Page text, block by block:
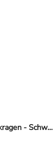
Langarmshirt - Polokragen - Schwarz